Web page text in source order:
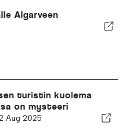
Algarveen
turistin kuolema
on mysteeri
Aug 2025